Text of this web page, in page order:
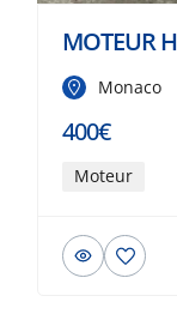
MOTEUR
Monaco
400€
Moteur